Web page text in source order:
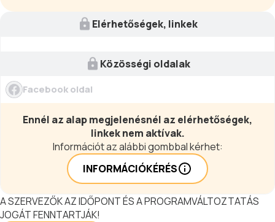
Elérhetőségek, linkek
Közösségi oldalak
Facebook oldal
Ennél az alap megjelenésnél az elérhetőségek,
linkek nem aktívak.
Információt az alábbi gombbal kérhet:
INFORMÁCIÓKÉRÉS
A SZERVEZŐK AZ IDŐPONT ÉS A PROGRAMVÁLTOZTATÁS
JOGÁT FENNTARTJÁK!